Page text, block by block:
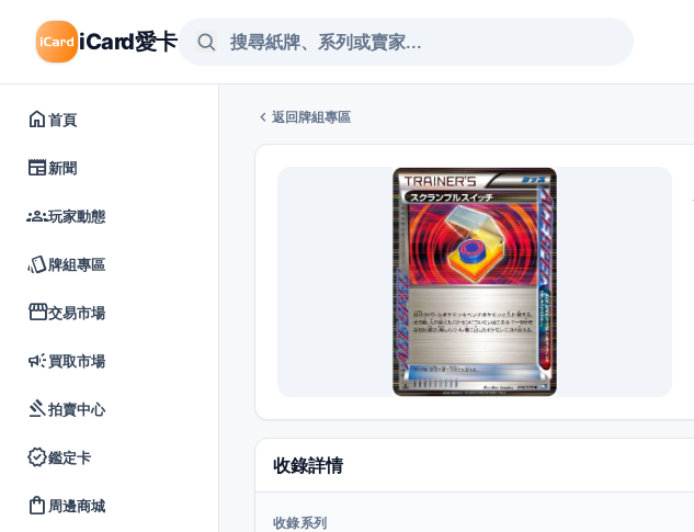
iCard愛卡
home首頁
newspaper新聞
groups玩家動態
style牌組專區
storefront交易市場
campaign買取市場
gavel拍賣中心
verified鑑定卡
shopping_bag 周邊商城
chevron_left 返回牌組專區
收錄詳情
收錄系列